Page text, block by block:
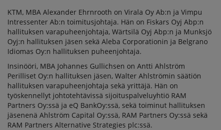
KTM, MBA Alexander Ehrnrooth on Virala Oy Ab:n ja Vimpu
Intressenter Ab:n toimitusjohtaja. Hän on Fiskars Oyj Abp:n
hallituksen varapuheenjohtaja, Wärtsilä Oyj Abp:n ja Munksjö
Oyj:n hallituksen jäsen sekä Aleba Corporationin ja Belgrano
Idiomas Oy:n hallituksen puheenjohtaja.
Insinööri, MBA Johannes Gullichsen on Antti Ahlström
Perilliset Oy:n hallituksen jäsen, Walter Ahlströmin säätiön
hallituksen varapuheenjohtaja sekä yrittäjä. Hän on
työskennellyt johtotehtävissä sijoituspalveluyhtiö RAM
Partners Oy:ssä ja eQ BankOy:ssä, sekä toiminut hallituksen
jäsenenä Ahlström Capital Oy:ssä, RAM Partners Oy:ssä sekä
RAM Partners Alternative Strategies plc:ssä.